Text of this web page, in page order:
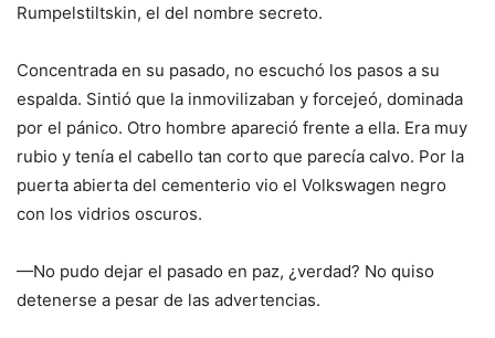
Rumpelstiltskin, el del nombre secreto.
Concentrada en su pasado, no escuchó los pasos a su
espalda. Sintió que la inmovilizaban y forcejeó, dominada
por el pánico. Otro hombre apareció frente a ella. Era muy
rubio y tenía el cabello tan corto que parecía calvo. Por la
puerta abierta del cementerio vio el Volkswagen negro
con los vidrios oscuros.
—No pudo dejar el pasado en paz, ¿verdad? No quiso
detenerse a pesar de las advertencias.